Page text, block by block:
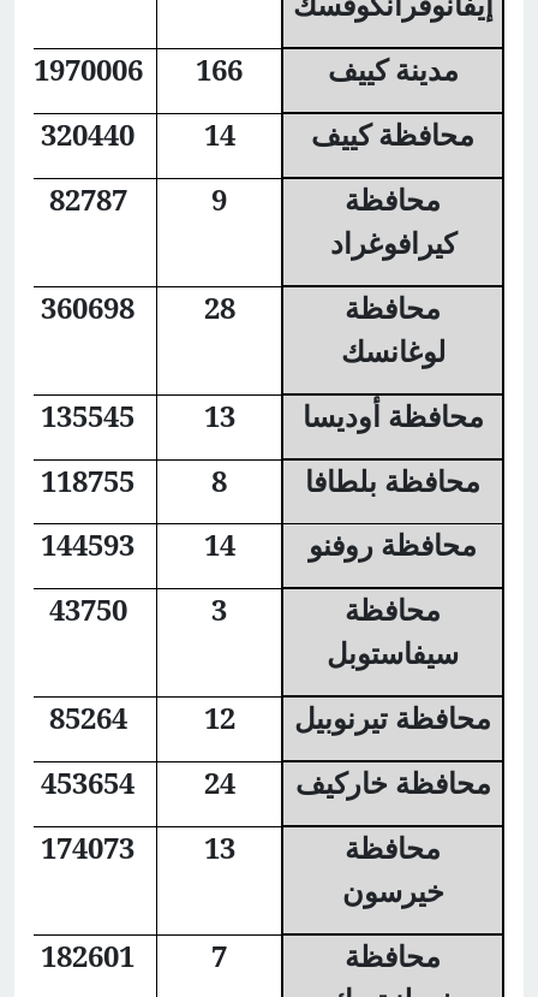
مدينة كييف 166
1970006
محافظة كييف
14
320440
محافظة
كيرافوغراد
9
82787
محافظة
لوغانسك
28
360698
محافظة أوديسا 13
135545
محافظة بلطافا
8
118755
محافظة روفنو
14
144593
محافظة
سيفاستوبل
3
43750
محافظة تيرنوبيل 12
85264
محافظة خاركيف
24
453654
محافظة
خيرسون
13
174073
محافظة
7
182601